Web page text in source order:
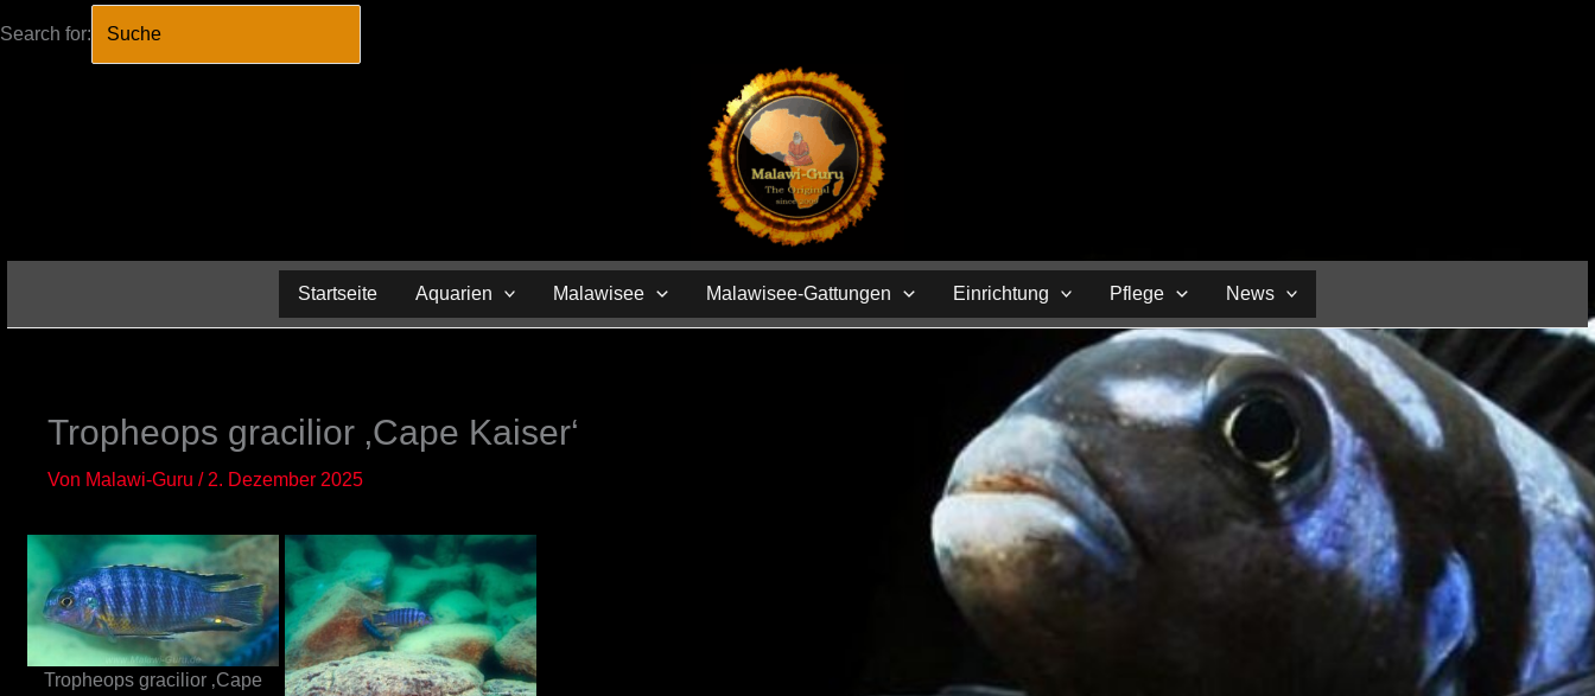
Search for:
Startseite Aquarien Malawisee Malawisee-Gattungen Einrichtung Pflege News
Tropheops gracilior ‚Cape Kaiser‘
Von Malawi-Guru / 2. Dezember 2025
Tropheops gracilior ‚Cape